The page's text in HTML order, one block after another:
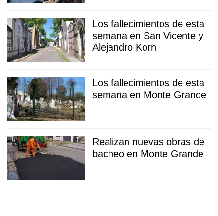
Los fallecimientos de esta
semana en San Vicente y
Alejandro Korn
Los fallecimientos de esta
semana en Monte Grande
Realizan nuevas obras de
bacheo en Monte Grande